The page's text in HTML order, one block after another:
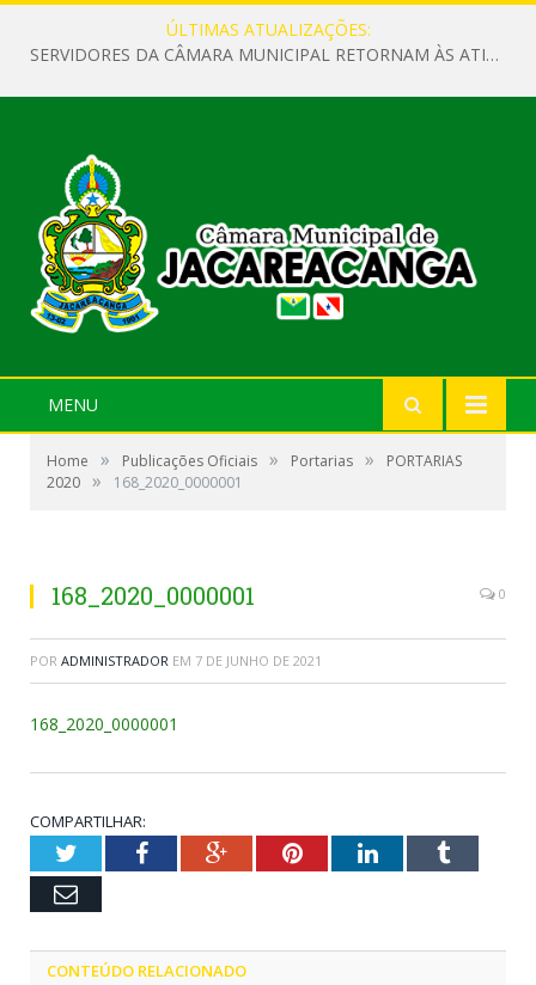
ÚLTIMAS ATUALIZAÇÕES:
SERVIDORES DA CÂMARA MUNICIPAL RETORNAM ÀS ATIVIDADES APÓS O RECESSO PARLAMENTAR
MENU
Home » Publicações Oficiais » Portarias »
PORTARIAS
2020 » 168_2020_0000001
168_2020_0000001 0
POR ADMINISTRADOR EM 7 DE JUNHO DE 2021
168_2020_0000001
COMPARTILHAR:
TwitterFacebookGoogle+PinterestLinkedInTumblr
Email
CONTEÚDO RELACIONADO